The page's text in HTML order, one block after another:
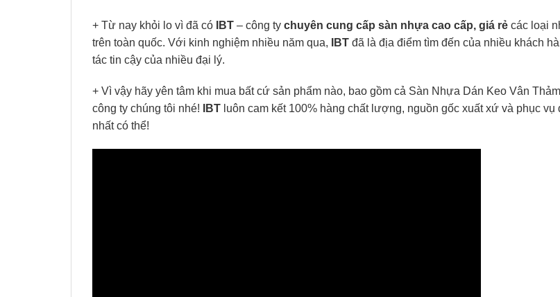
+ Từ nay khỏi lo vì đã có IBT – công ty chuyên cung cấp sàn nhựa cao cấp, giá rẻ các loại
trên toàn quốc. Với kinh nghiệm nhiều năm qua,
IBT đã là địa điểm tìm đến của nhiều khách
tác tin cậy của nhiều đại lý.
+ Vì vậy hãy yên tâm khi mua bất cứ sản phẩm nào, bao gồm cả Sàn Nhựa Dán Keo Vân
công ty chúng tôi nhé!
IBT luôn cam kết 100% hàng chất lượng, nguồn gốc xuất xứ và phục vụ
nhất có thể!